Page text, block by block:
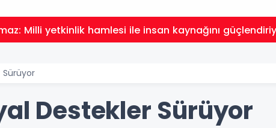
Milli yetkinlik hamlesi ile insan kaynağını
Sürüyor
Destekler Sürüyor